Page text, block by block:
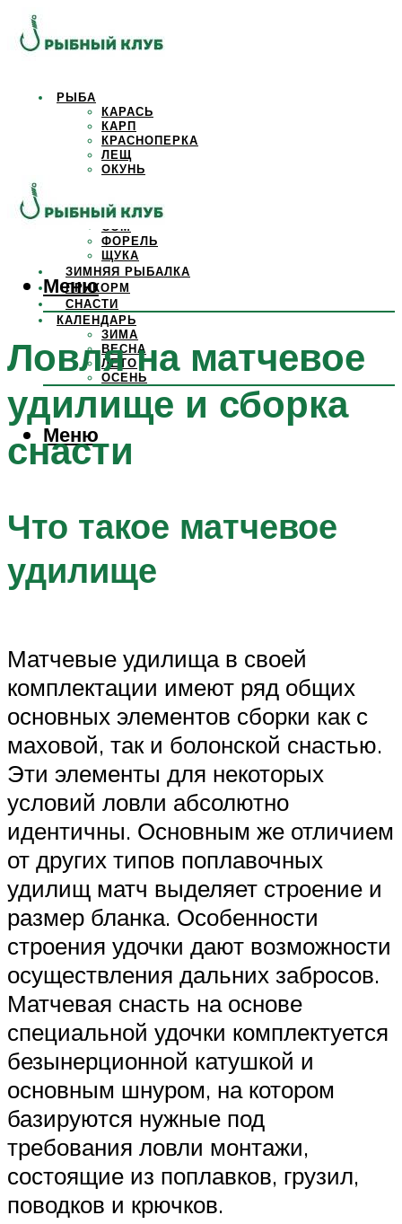
РЫБА
КАРАСЬ
КАРП
КРАСНОПЕРКА
ЛЕЩ
ОКУНЬ
САЗАН
СОМ
ФОРЕЛЬ
ЩУКА
ЗИМНЯЯ РЫБАЛКА
ПРИКОРМ
СНАСТИ
КАЛЕНДАРЬ
ЗИМА
ВЕСНА
ЛЕТО
ОСЕНЬ
Меню
Меню
Ловля на матчевое
удилище и сборка
снасти
Что такое матчевое
удилище
Матчевые удилища в своей
комплектации имеют ряд общих
основных элементов сборки как с
маховой, так и болонской снастью.
Эти элементы для некоторых
условий ловли абсолютно
идентичны. Основным же отличием
от других типов поплавочных
удилищ матч выделяет строение и
размер бланка. Особенности
строения удочки дают возможности
осуществления дальних забросов.
Матчевая снасть на основе
специальной удочки комплектуется
безынерционной катушкой и
основным шнуром, на котором
базируются нужные под
требования ловли монтажи,
состоящие из поплавков, грузил,
поводков и крючков.